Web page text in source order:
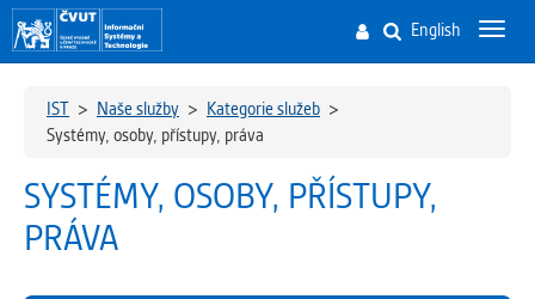
Toggle
English
IST > Naše služby > Kategorie služeb >
Systémy, osoby, přístupy, práva
SYSTÉMY, OSOBY, PŘÍSTUPY,
PRÁVA